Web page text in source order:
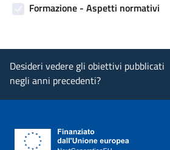
Formazione - Aspetti normativi
Desideri vedere gli obiettivi pubblicati
negli anni precedenti?